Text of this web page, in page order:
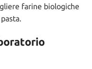
farine biologiche